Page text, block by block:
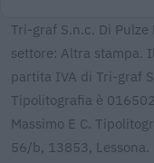
Tri-graf S.n.c. Di
settore: Altra stampa.
partita IVA di Tri-graf
Tipolitografia è
Massimo E C.
56/b, 13853, Lessona.